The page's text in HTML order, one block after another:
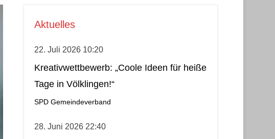
Aktuelles
22. Juli 2026 10:20
Kreativwettbewerb: „Coole Ideen für heiße
Tage in Völklingen!“
SPD Gemeindeverband
28. Juni 2026 22:40